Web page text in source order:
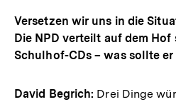
Versetzen wir uns in die
Die NPD verteilt auf dem
Schulhof-CDs – was sollte
David Begrich: Drei Dinge